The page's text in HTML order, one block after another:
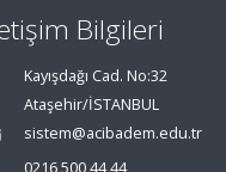
Bilgileri
Kayışdağı Cad. No:32
Ataşehir/İSTANBUL
sistem@acibadem.edu.tr
0216 500 44 44